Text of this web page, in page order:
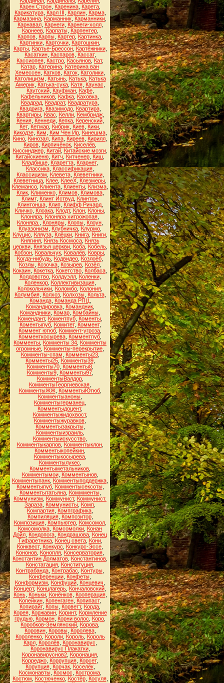
Карен Строн Каренина Карета
Карикатура, Карл III Карлин, Карма,
Кармазина Карманник Карманники
Карнавал, Карнеги, Карнеги-холл,
Карнеев, Карпаты, Карпентер,
Карпов Карпы Картер Картинка
Картинки Карточки Картошкин
Карты, Картье-Брессон, Картёжники,
Касаткин, Каспаров, Кассат,
Кассиопея Кастро Касьянов Кат,
Катар Катерина Катерина ван
Хемессен Катков Каток Католики
Католицизм
Катынь, Катька, Катька
Америк, Катька-сука, Катя, Каунас
Каутский, Кауфман, Кафе,
Кафельников Кафка Каховка
Квадрад Квадрат, Квадратура
Квадрига, Квазимодо, Квартира,
Квартиры, Квас Келли, Кембридж,
Кения, Кеннеди, Кепка, Керенский,
Кет, Кетмар Кибрик Киев Кики
Кикодзе, Ким Ким Чен Ир, Кинешма,
Кино Кинозал Кипа Киреев Кирилл
Киров Кирпичёнок Киселёв
Киссинджер, Китай, Китайские мозги,
Китайскиеню Китч Китченер Киш
Кладбище Кларетта Кларнет,
Классика Классификация
Классицизм
Клевета, Клеветники,
Клеветница Клее КлееХ Клезмеры
Клемансо Клиента Клиенты Клизма
Клик, Клименко, Климов, Климова,
Климт, Клинт Иствуд, Клинтон,
Клинтонша, Клип, Клифф Ричард,
Кличко, Клоака, Клодт, Клон, Клоны,
Клоняра Клоняра хитрожопая
Клоняра.
Клоняры Клопы Клоун
Клуазонизм
Клубничка Клурмо
Клуцис
Кляуза, Клёцки, Книга, Книги,
Княгиня, Князь Космоса, Князь
церкви, Князья церкви, Коба, Кобель,
Кобзон Ковальчук Ковалёв Ковры
Когда-нибудь Кодвидео Козлоёб
Козлы Козочка Козырев Козёл
Кокаин Кокетка Кокетство Колбаса
Колдовство, Колдуэлл, Коленки,
Коленкор, Коллективизация,
Колокольчики Коломбо Колония
Колумбия, Колхоз, Колхозы, Кольта,
Команда, Команда РПЦ
Командировка, Командник,
Командники Комар Комбайны
Комендант, Коментпуб, Коменты,
Коментыпуб, Комитет, Коммент,
Коммент ютюб Коммент-угроза
Комменткосырева Комментпуб
Комменты Комменты 34 Комменты
огромные Комменты-перекрытие
Комменты-спам
Комменты23,
Комменты25, Комменты39,
Комменты70, Комменты8,
Комменты9, Комменты97,
КомментыВалдор,
КомментыГеоргиевская
КомментыЖЖ, КомментыЮтюб,
Комментыаноны
Комментыгерманец
Комментыдоцент,
Комментыжидохвост,
Комментыжуравков
Комментызакрыты,
Комментыизраиль,
Комментыискусство
Комментыкарпов, Комментыклон,
Комментыкопейкин
Комментыкосырева,
Комментылукес
Комментыметальников
Комментымои, Комментынов,
Комментыпанк Комментыподдержка
Комментыпуб, Комментысексоты,
Комментытатьяна, Коммменты,
Коммунизм
Коммунист, Коммунист.
Зараза Коммунисты Комп
Компартия Компграфика
Компиляция, Композитор,
Композиция, Компьютер, Комсомол,
Комсомолка Комсомолки Конан
Дойл Кондопога Кондрашова Конец
Тифаретника, Конец света, Кони,
Конквест, Конкурс Конкурс-Эссе
Кононов Конопля Консерватория
Константин Долматов Константинов
Констатация, Конституция,
Контрабанда Контрабас Контуры
Конференции Конфеты
Конформизм
Конфуций Концевич
Концерт, Концлагерь Кончаловский
Конь, Коньки, Конёнков, Кооперация,
Копейкин Копенгаген Копипаст,
Копирайт, Копы Корветт, Корда
Корея, Коржавин, Коринт, Кормление
грудью Кормон Корни волос Коро
Коробков-Землянский Корова
Коровин, Коровы, Королева,
Короленко, Короли, Король, Король
Карл, Королёв, Коронавирус
Коронавирус Плакатки,
Коронавируснов2, Коронация,
Корреджо Коррупция Корсет,
Корупция, Корчак, Коселёк,
Космонавты, Космос Кострома,
Костюм
Костюченко, Костёр, Косуля,